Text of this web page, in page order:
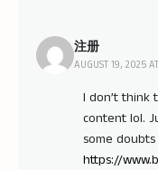
注册
AUGUST 19, 2025
I don’t think
content lol.
some
https://